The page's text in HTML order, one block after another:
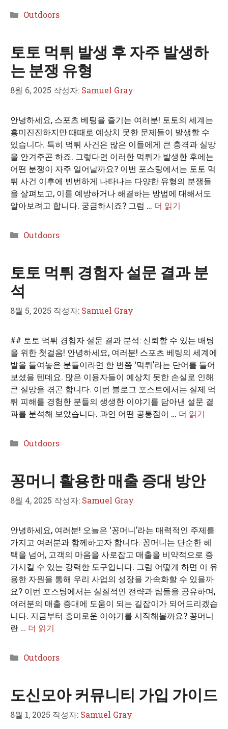
카
리
Outdoors
토토 먹튀 발생 후 자주 발생하
는 분쟁 유형
8월 6, 2025 작성자: Samuel Gray
안녕하세요, 스포츠 베팅을 즐기는 여러분! 토토의 세계는
흥미진진하지만 때때로 예상치 못한 문제들이 발생할 수
있습니다. 특히 먹튀 사건은 많은 이들에게 큰 충격과 실망
을 안겨주곤 하죠. 그렇다면 이러한 먹튀가 발생한 후에는
어떤 분쟁이 자주 일어날까요? 이번 포스팅에서는 토토 먹
튀 사건 이후에 빈번하게 나타나는 다양한 유형의 분쟁들
을 살펴보고, 이를 예방하거나 해결하는 방법에 대해서도
알아보려고 합니다. 궁금하시죠? 그럼 … 더 읽기
카
리
Outdoors
토토 먹튀 경험자 설문 결과 분
석
8월 5, 2025 작성자: Samuel Gray
## 토토 먹튀 경험자 설문 결과 분석: 신뢰할 수 있는 배팅
을 위한 첫걸음! 안녕하세요, 여러분! 스포츠 베팅의 세계에
발을 들여놓은 분들이라면 한 번쯤 ‘먹튀’라는 단어를 들어
보셨을 텐데요. 많은 이용자들이 예상치 못한 손실로 인해
큰 실망을 겪곤 합니다. 이번 블로그 포스트에서는 실제 먹
튀 피해를 경험한 분들의 생생한 이야기를 담아낸 설문 결
과를 분석해 보았습니다. 과연 어떤 공통점이 … 더 읽기
카
리
Outdoors
꽁머니 활용한 매출 증대 방안
8월 4, 2025 작성자: Samuel Gray
안녕하세요, 여러분! 오늘은 ‘꽁머니’라는 매력적인 주제를
가지고 여러분과 함께하고자 합니다. 꽁머니는 단순한 혜
택을 넘어, 고객의 마음을 사로잡고 매출을 비약적으로 증
가시킬 수 있는 강력한 도구입니다. 그럼 어떻게 하면 이 유
용한 자원을 통해 우리 사업의 성장을 가속화할 수 있을까
요? 이번 포스팅에서는 실질적인 전략과 팁들을 공유하며,
여러분의 매출 증대에 도움이 되는 길잡이가 되어드리겠습
니다. 지금부터 흥미로운 이야기를 시작해볼까요? 꽁머니
란 … 더 읽기
카
리
Outdoors
도신모아 커뮤니티 가입 가이드
8월 1, 2025 작성자: Samuel Gray